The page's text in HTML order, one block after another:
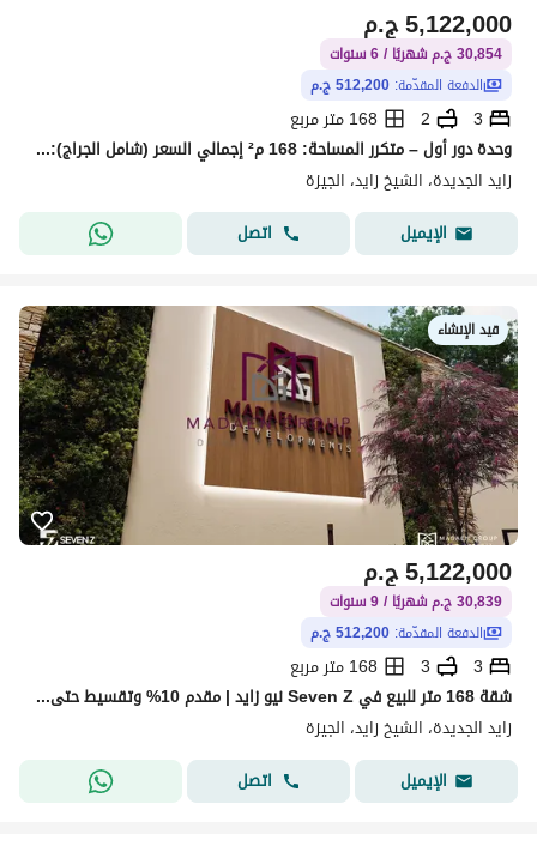
ج.م5,122,000
30,854 ج.م شهريًا / 6 سنوات
الدفعة المقدّمة: 512,200 ج.م
3
2
168 متر مربع
وحدة دور أول – متكرر المساحة: 168 م² إجمالي السعر (شامل الجراج): 5,122,000 جنيه نظام السداد: 10% مقدم فقط = 512,200 جنيه 3 دفعات سنوية: *
زايد الجديدة، الشيخ زايد، الجيزة
الإيميل
اتصل
قيد الإنشاء
ج.م5,122,000
30,839 ج.م شهريًا / 9 سنوات
الدفعة المقدّمة: 512,200 ج.م
3
3
168 متر مربع
شقة 168 متر للبيع في Seven Z نيو زايد | مقدم 10% وتقسيط حتى 9 سنوات
زايد الجديدة، الشيخ زايد، الجيزة
الإيميل
اتصل